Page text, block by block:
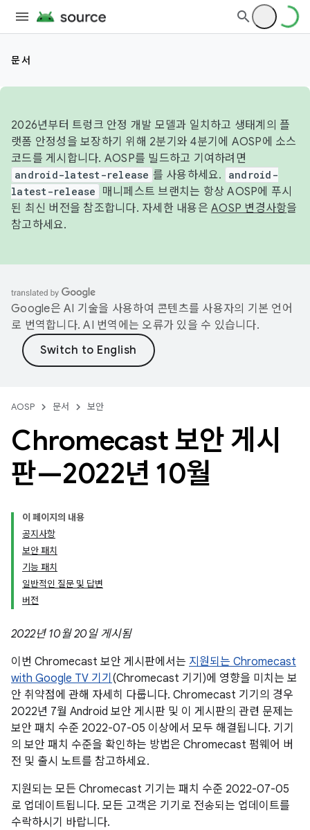
문서
2026년부터 트렁크 안정 개발 모델과 일치하고 생태계의 플
랫폼 안정성을 보장하기 위해 2분기와 4분기에 AOSP에 소스
코드를 게시합니다. AOSP를 빌드하고 기여하려면
android-latest-release 를 사용하세요.
android-
latest-release
매니페스트 브랜치는 항상 AOSP에 푸시
된 최신 버전을 참조합니다. 자세한 내용은 AOSP 변경사항을
참고하세요.
Google은 AI 기술을 사용하여 콘텐츠를 사용자의 기본 언어
로 번역합니다. AI 번역에는 오류가 있을 수 있습니다.
AOSP 문서 보안
Chromecast 보안 게시
판—2022년 10월
이 페이지의 내용
공지사항
보안 패치
기능 패치
일반적인 질문 및 답변
버전
2022년 10월 20일 게시됨
이번 Chromecast 보안 게시판에서는 지원되는 Chromecast
with Google TV 기기 (Chromecast 기기)에 영향을 미치는 보
안 취약점에 관해 자세히 다룹니다. Chromecast 기기의 경우
2022년 7월 Android 보안 게시판 및 이 게시판의 관련 문제는
보안 패치 수준 2022-07-05 이상에서 모두 해결됩니다. 기기
의 보안 패치 수준을 확인하는 방법은 Chromecast 펌웨어 버
전 및 출시 노트를 참고하세요.
지원되는 모든 Chromecast 기기는 패치 수준 2022-07-05
로 업데이트됩니다. 모든 고객은 기기로 전송되는 업데이트를
수락하시기 바랍니다.